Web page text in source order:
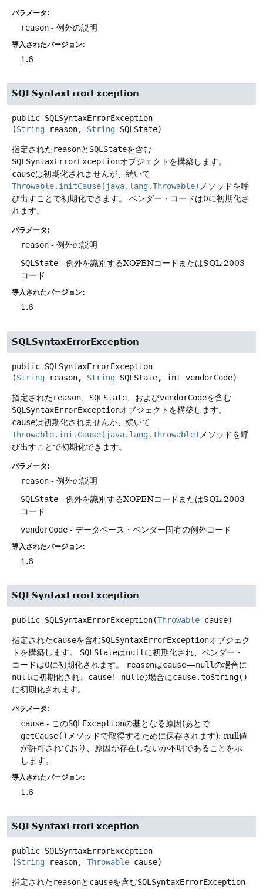
パラメータ:
reason - 例外の説明
導入されたバージョン:
1.6
SQLSyntaxErrorException
public SQLSyntaxErrorException
(String reason, String SQLState)
指定されたreasonと SQLStateを含む
SQLSyntaxErrorExceptionオブジェクトを構築します。
causeは初期化されませんが、続いて
Throwable.initCause(java.lang.Throwable) メソッドを呼
び出すことで初期化できます。
ベンダー・コードは0に初期化さ
れます。
パラメータ:
reason - 例外の説明
SQLState - 例外を識別するXOPENコードまたはSQL:2003
コード
導入されたバージョン:
1.6
SQLSyntaxErrorException
public SQLSyntaxErrorException
(String reason, String SQLState, int vendorCode)
指定されたreason SQLState 、およびvendorCodeを含む
SQLSyntaxErrorExceptionオブジェクトを構築します。
causeは初期化されませんが、続いて
Throwable.initCause(java.lang.Throwable) メソッドを呼
び出すことで初期化できます。
パラメータ:
reason - 例外の説明
SQLState - 例外を識別するXOPENコードまたはSQL:2003
コード
vendorCode - データベース・ベンダー固有の例外コード
導入されたバージョン:
1.6
SQLSyntaxErrorException
public SQLSyntaxErrorException(Throwable cause)
指定されたcauseを含むSQLSyntaxErrorExceptionオブジェク
トを構築します。
SQLStateはnull に初期化され、ベンダー・
コードは0に初期化されます。
reasonはcause==nullの場合に
null に初期化され、 cause!=nullの場合にcause.toString()
に初期化されます。
パラメータ:
cause - このSQLExceptionの基となる原因(あとで
getCause() メソッドで取得するために保存されます); null値
が許可されており、原因が存在しないか不明であることを示
します。
導入されたバージョン:
1.6
SQLSyntaxErrorException
public SQLSyntaxErrorException
(String reason, Throwable cause)
指定されたreasonと causeを含むSQLSyntaxErrorException